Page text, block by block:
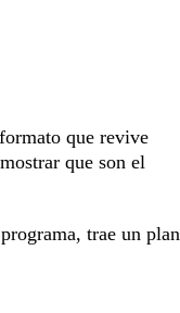
que revive
que son el
trae un plan